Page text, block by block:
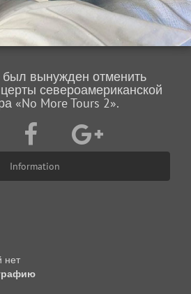
вынужден отменить
североамериканской
«No More Tours 2».
Information
нет